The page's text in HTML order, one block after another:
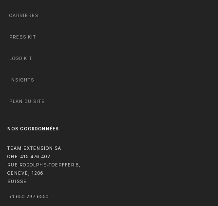
CARRIÈRES
PRESS KIT
LOGO KIT
INSIGHTS
PLAN DU SITE
NOS COORDONNÉES
TEAM EXTENSION SA
CHE-415.476.402
RUE RODOLPHE-TOEPFFER 8,
GENÈVE
1206
SUISSE
+1 650 297 6550